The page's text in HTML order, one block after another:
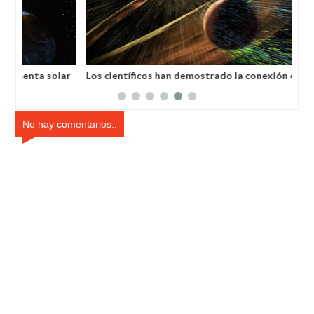
Los científicos han demostrado la conexión entre los
No hay comentarios.: